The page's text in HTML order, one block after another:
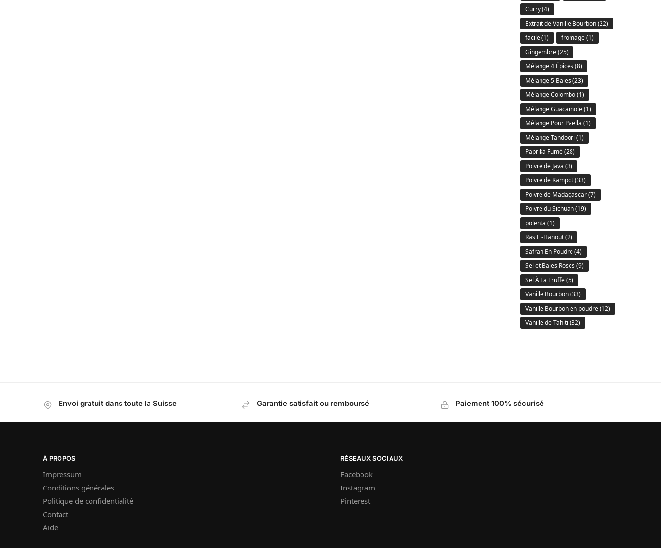
Curry(4)
Extrait de Vanille Bourbon(22)
facile(1) fromage(1)
Gingembre(25)
Mélange 4 Épices (8)
Mélange 5 Baies (23)
Mélange Colombo(1)
Mélange Guacamole(1)
Mélange Pour Paëlla (1)
Mélange Tandoori (1)
Paprika Fumé(28)
Poivre de Java (3)
Poivre de Kampot(33)
Poivre de Madagascar(7)
Poivre du Sichuan(19)
polenta (1)
Ras El-Hanout(2)
Safran En Poudre(4)
Sel et Baies Roses (9)
Sel À La Truffe(5)
Vanille Bourbon(33)
Vanille Bourbon en poudre(12)
Vanille de Tahiti (32)
Envoi gratuit dans toute la Suisse Garantie satisfait ou remboursé Paiement 100% sécurisé
À PROPOS
Impressum
Conditions générales
Politique de confidentialité
Contact
Aide
RÉSEAUX SOCIAUX
Facebook
Instagram
Pinterest